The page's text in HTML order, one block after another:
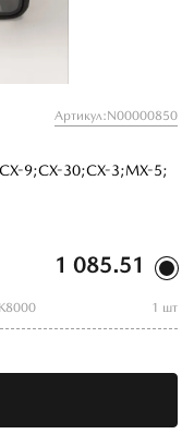
Артикул:N00000850
CX-9;CX-30;CX-3;MX-5;
1 085.51
1 шт